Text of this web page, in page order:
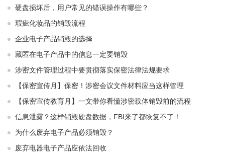
硬盘损坏后，用户常见的错误操作有哪些？
瑕疵化妆品的销毁流程
企业电子产品销毁的选择
藏匿在电子产品中的信息一定要销毁
涉密文件管理过程中要贯彻落实保密法律法规要求
【保密宣传月】保密！涉密会议文件材料应当这样管理
【保密宣传教育月】一文带你看懂涉密载体销毁前的流程
信息泄露？这样销毁硬盘数据，FBI来了都恢复不了！
为什么废弃电子产品必须销毁？
废弃电器电子产品应依法回收